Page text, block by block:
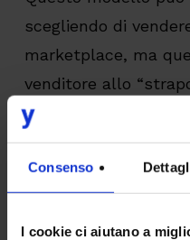
Consenso
I cookie ci aiutano a
scegliendo di
marketplace, ma
venditore allo
scelta e lo costringe
controllo sulla rete:
preferenze dei
mano al
per l’azienda al fine